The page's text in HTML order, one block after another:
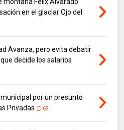
en el glaciar Ojo del
Avanza, pero evita debatir
decide los salarios
por un presunto
Privadas
62